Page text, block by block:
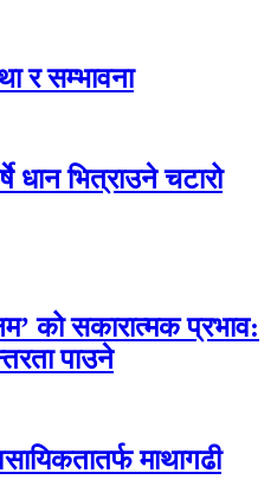
र सम्भावना
धान भित्राउने चटारो
को सकारात्मक प्रभाव:
पाउने
माथागढी